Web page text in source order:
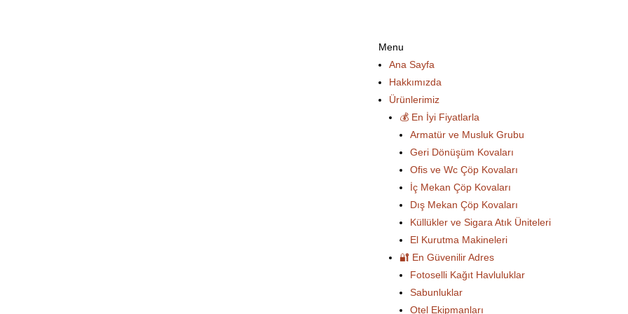
Menu
Ana Sayfa
Hakkımızda
Ürünlerimiz
💰 En İyi Fiyatlarla
Armatür ve Musluk Grubu
Geri Dönüşüm Kovaları
Ofis ve Wc Çöp Kovaları
İç Mekan Çöp Kovaları
Dış Mekan Çöp Kovaları
Küllükler ve Sigara Atık Üniteleri
El Kurutma Makineleri
🔐 En Güvenilir Adres
Fotoselli Kağıt Havluluklar
Sabunluklar
Otel Ekipmanları